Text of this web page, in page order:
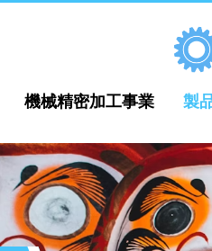
機械精密加工事業 製